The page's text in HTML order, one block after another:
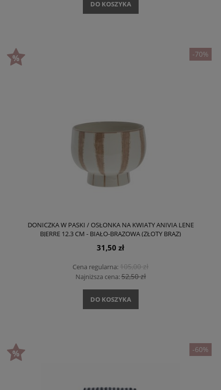
DO KOSZYKA
DONICZKA W PASKI / OSŁONKA NA KWIATY ANIVIA LENE
BJERRE 12.3 CM - BIAŁO-BRĄZOWA (ZŁOTY BRĄZ)
31,50 zł
Cena regularna:105,00 zł
Najniższa cena:52,50 zł
DO KOSZYKA
-70%
-60%